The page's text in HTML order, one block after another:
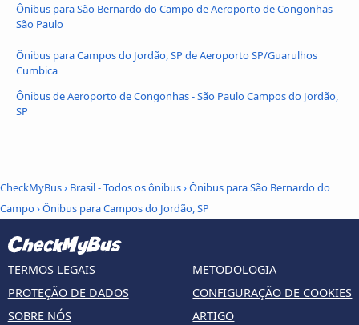
Ônibus para São Bernardo do Campo de Aeroporto de Congonhas -
São Paulo
Ônibus para Campos do Jordão, SP de Aeroporto SP/Guarulhos
Cumbica
Ônibus de Aeroporto de Congonhas - São Paulo Campos do Jordão,
SP
CheckMyBus› Brasil - Todos os ônibus›Ônibus para São Bernardo do
Campo›Ônibus para Campos do Jordão, SP
TERMOS LEGAIS
PROTEÇÃO DE DADOS
SOBRE NÓS
METODOLOGIA
CONFIGURAÇÃO DE COOKIES
ARTIGO